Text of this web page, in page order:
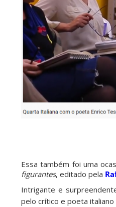
Essa também foi uma
figurantes, editado pela
Intrigante e
pelo crítico e poeta